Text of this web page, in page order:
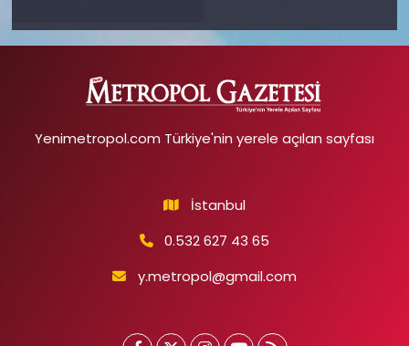
Yenimetropol.com Türkiye'nin yerele açılan sayfası
İstanbul
0.532 627 43 65
y.metropol@gmail.com